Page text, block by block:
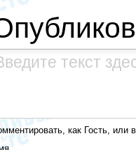
как Гость, или